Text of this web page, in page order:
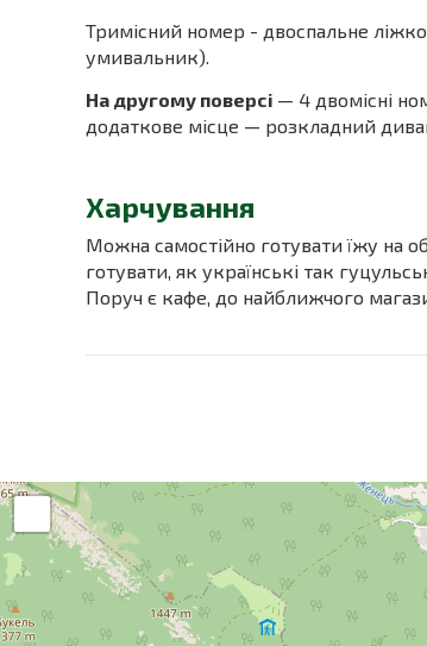
Тримісний номер - двоспальне
умивальник).
На другому поверсі — 4 двомісні
додаткове місце — розкладний
Харчування
Можна самостійно готувати їжу на
готувати, як українські так
Поруч є кафе, до найближчого